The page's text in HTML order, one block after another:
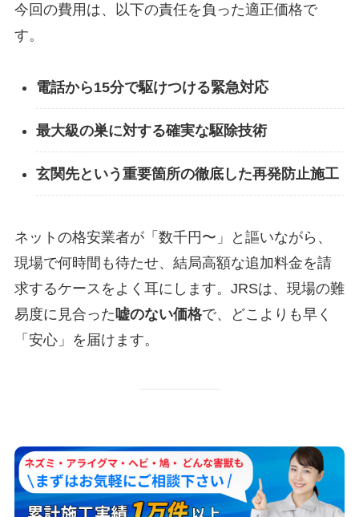
今回の費用は、以下の責任を負った適正価格で
す。
電話から15分で駆けつける緊急対応
最大級の巣に対する確実な駆除技術
玄関先という重要箇所の徹底した再発防止施工
ネットの格安業者が「数千円〜」と謳いながら、
現場で何時間も待たせ、結局高額な追加料金を請
求するケースをよく耳にします。JRSは、現場の難
易度に見合った 嘘のない価格で、どこよりも早く
「安心」を届けます。